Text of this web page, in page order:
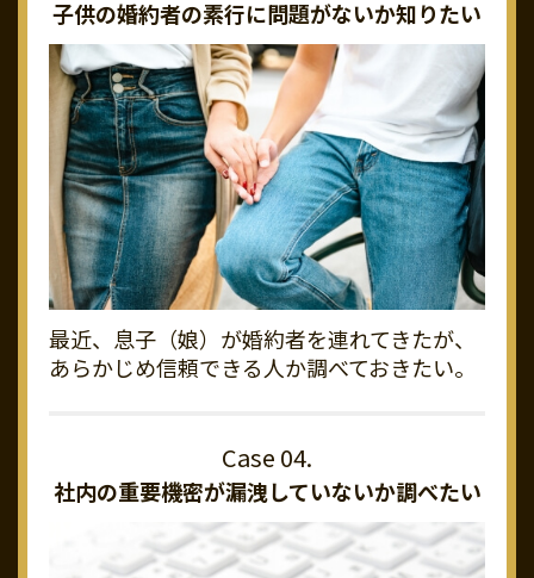
子供の婚約者の素行に問題がないか知りたい
最近、息子（娘）が婚約者を連れてきたが、
あらかじめ信頼できる人か調べておきたい。
社内の重要機密が漏洩していないか調べたい